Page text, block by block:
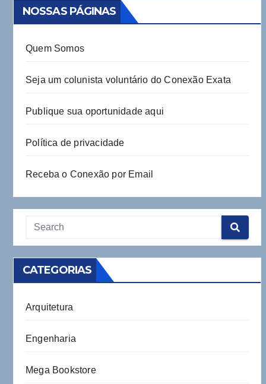
NOSSAS PÁGINAS
Quem Somos
Seja um colunista voluntário do Conexão Exata
Publique sua oportunidade aqui
Política de privacidade
Receba o Conexão por Email
CATEGORIAS
Arquitetura
Engenharia
Mega Bookstore